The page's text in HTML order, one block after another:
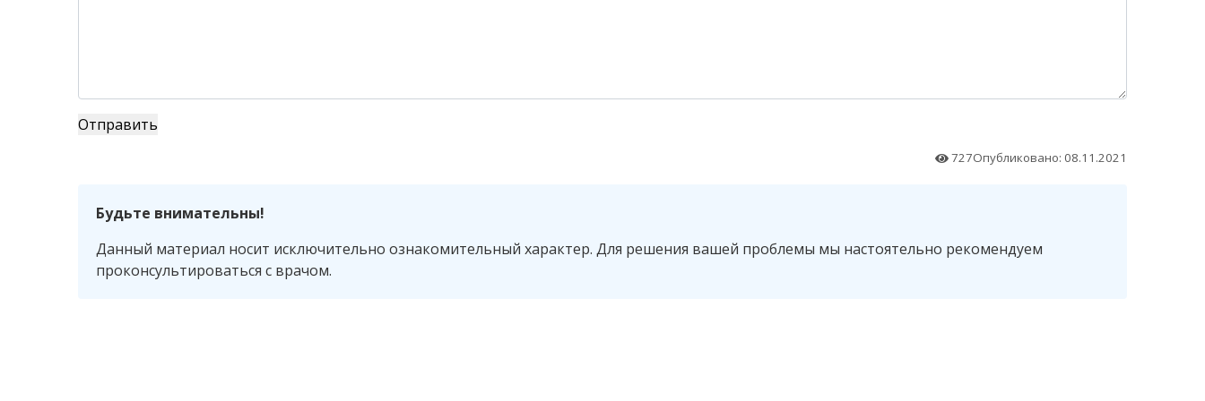
727Опубликовано: 08.11.2021
Будьте внимательны!
Данный материал носит исключительно ознакомительный характер. Для решения вашей проблемы мы настоятельно рекомендуем
проконсультироваться с врачом.